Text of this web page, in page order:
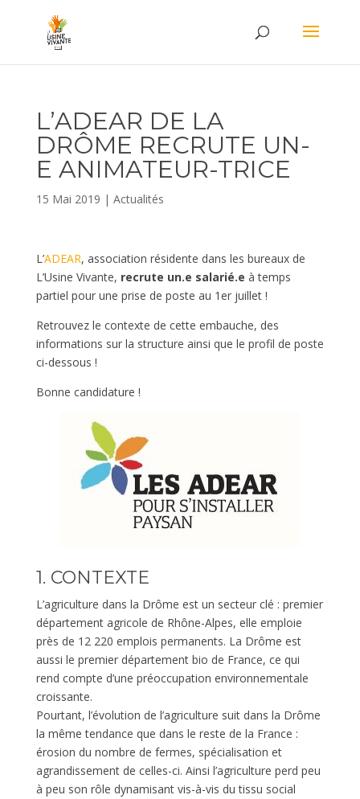
L’ADEAR DE LA
DRÔME RECRUTE UN-
E ANIMATEUR-TRICE
15 Mai 2019 | Actualités
L’ADEAR, association résidente dans les bureaux de
L’Usine Vivante, recrute un.e salarié.e à temps
partiel pour une prise de poste au 1er juillet !
Retrouvez le contexte de cette embauche, des
informations sur la structure ainsi que le profil de poste
ci-dessous !
Bonne candidature !
1. CONTEXTE
L’agriculture dans la Drôme est un secteur clé : premier
département agricole de Rhône-Alpes, elle emploie
près de 12 220 emplois permanents. La Drôme est
aussi le premier département bio de France, ce qui
rend compte d’une préoccupation environnementale
croissante.
Pourtant, l’évolution de l’agriculture suit dans la Drôme
la même tendance que dans le reste de la France :
érosion du nombre de fermes, spécialisation et
agrandissement de celles-ci. Ainsi l’agriculture perd peu
à peu son rôle dynamisant vis-à-vis du tissu social